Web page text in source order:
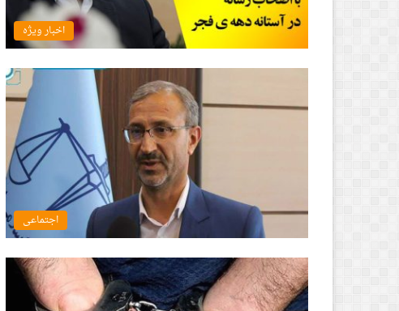
اخبار ویژه
اجتماعی